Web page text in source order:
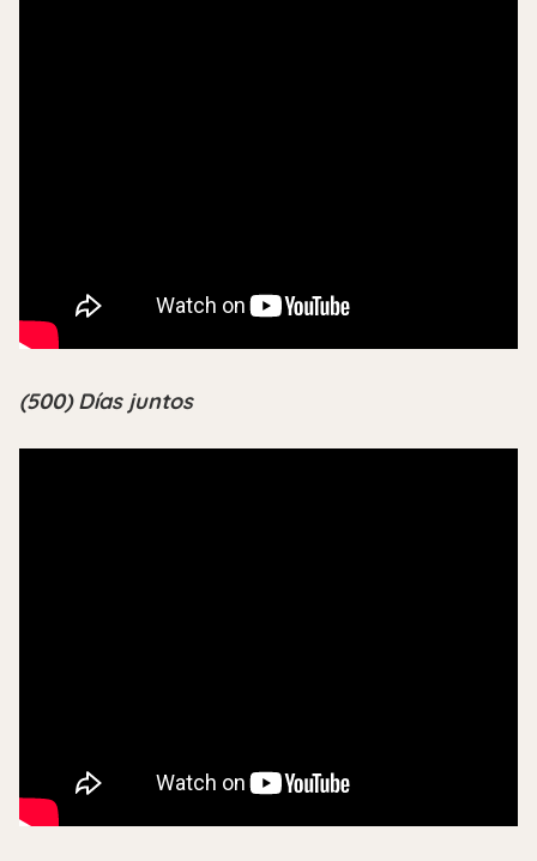
(500) Días juntos